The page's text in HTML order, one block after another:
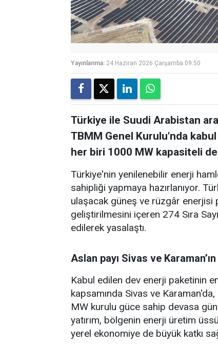
Yayınlanma: 24 Haziran 2026 Çarşamba 09:50
Türkiye ile Suudi Arabistan
TBMM Genel Kurulu'nda
her biri 1000 MW kapasiteli
Türkiye'nin yenilenebilir enerji
sahipliği yapmaya hazırlanıyor.
ulaşacak güneş ve rüzgâr
geliştirilmesini içeren 274 Sıra
edilerek yasalaştı.
Aslan payı Sivas ve Karaman’ın
Kabul edilen dev enerji paketinin
kapsamında Sivas ve
MW kurulu güce sahip devasa
yatırım, bölgenin enerji üretim
yerel ekonomiye de büyük katkı